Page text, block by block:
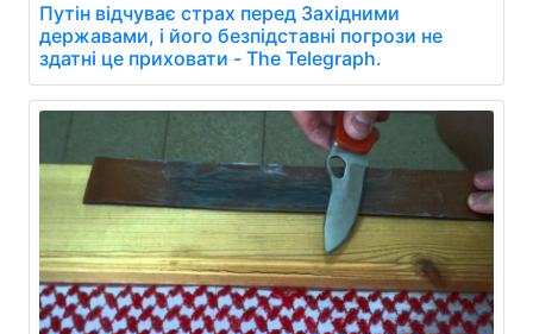
Путін відчуває страх перед Західними
державами, і його безпідставні погрози не
здатні це приховати - The Telegraph.